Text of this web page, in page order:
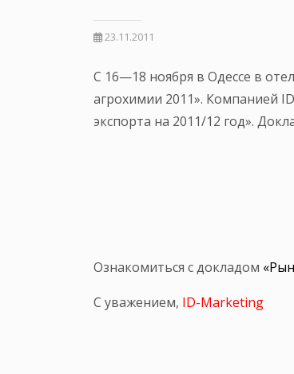
23.11.2011
С 16—18 ноября в Одессе в
агрохимии 2011». Компанией
экспорта на 2011/12 год».
Ознакомиться с докладом
С уважением, ID-Marketing